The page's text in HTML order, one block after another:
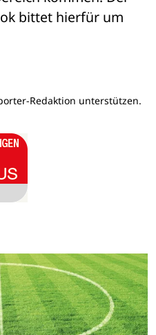
bittet hierfür um
Redaktion unterstützen.